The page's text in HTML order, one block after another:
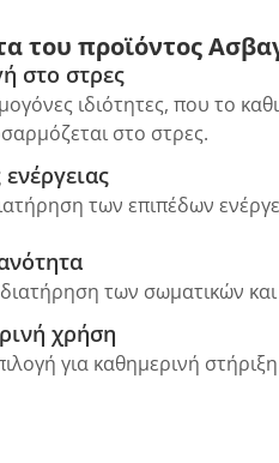
του προϊόντος
στο στρες
ιδιότητες, που το
στο στρες.
των επιπέδων
των σωματικών
χρήση
για καθημερινή